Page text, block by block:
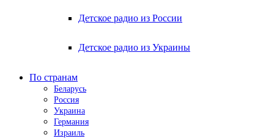
Детское радио из России
Детское радио из Украины
По странам
Беларусь
Россия
Украина
Германия
Израиль